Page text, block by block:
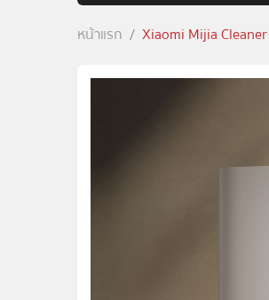
หน้าแรก Xiaomi Mijia